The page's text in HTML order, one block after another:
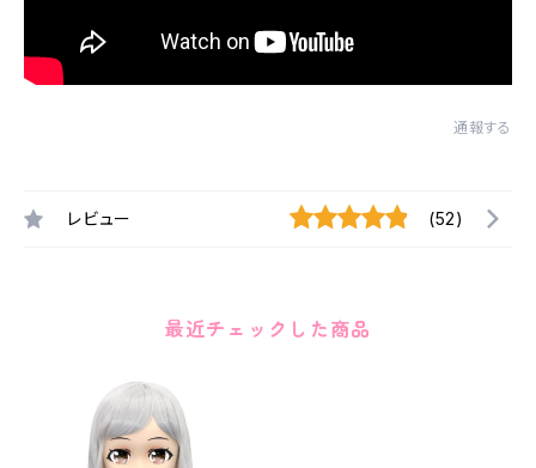
通報する
レビュー (52)
最近チェックした商品